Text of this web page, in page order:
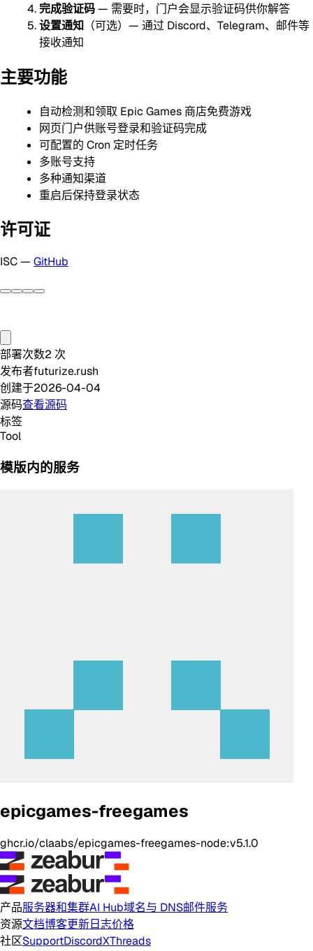
完成验证码— 需要时，门户会显示验证码供你解答
设置通知 （可选）— 通过 Discord、Telegram、邮件等
接收通知
主要功能
自动检测和领取 Epic Games 商店免费游戏
网页门户供账号登录和验证码完成
可配置的 Cron 定时任务
多账号支持
多种通知渠道
重启后保持登录状态
许可证
ISC — GitHub
部署次数2 次
发布者futurize.rush
创建于2026-04-04
源码查看源码
标签
Tool
模版内的服务
epicgames-freegames
ghcr.io/claabs/epicgames-freegames-node:v5.1.0
产品服务器和集群AI Hub域名与 DNS邮件服务
资源文档博客更新日志价格
社区SupportDiscordXThreads